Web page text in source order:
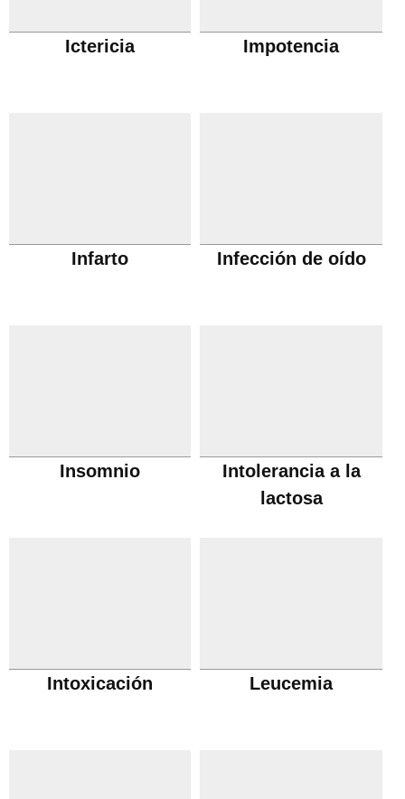
Ictericia Impotencia
Infarto Infección de oído
Insomnio
Intolerancia a la
lactosa
Intoxicación Leucemia